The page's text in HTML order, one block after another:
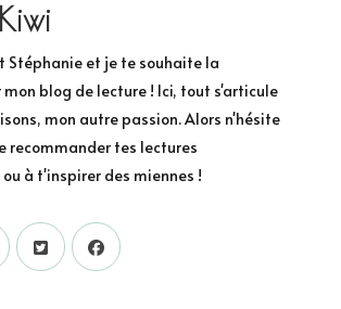
Stéphanie et je te souhaite la
mon blog de lecture ! Ici, tout s'articule
mon autre passion. Alors n'hésite
recommander tes lectures
à t'inspirer des miennes !